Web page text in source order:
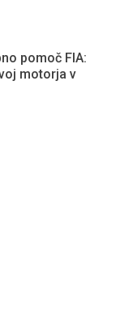
pomoč FIA:
motorja v